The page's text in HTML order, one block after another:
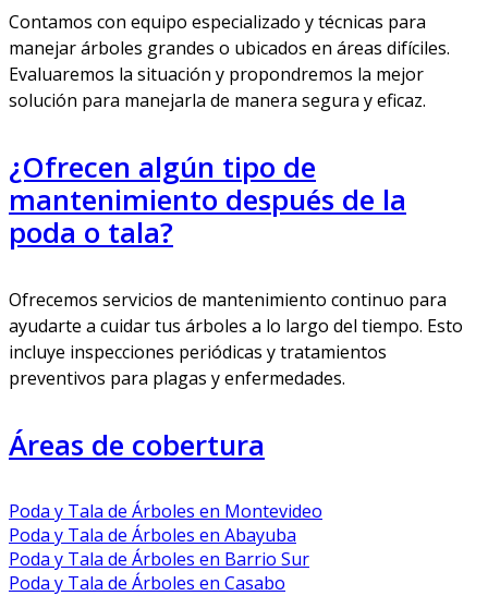
Contamos con equipo especializado y técnicas para
manejar árboles grandes o ubicados en áreas difíciles.
Evaluaremos la situación y propondremos la mejor
solución para manejarla de manera segura y eficaz.
¿Ofrecen algún tipo de
mantenimiento después de la
poda o tala?
Ofrecemos servicios de mantenimiento continuo para
ayudarte a cuidar tus árboles a lo largo del tiempo. Esto
incluye inspecciones periódicas y tratamientos
preventivos para plagas y enfermedades.
Áreas de cobertura
Poda y Tala de Árboles en Montevideo
Poda y Tala de Árboles en Abayuba
Poda y Tala de Árboles en Barrio Sur
Poda y Tala de Árboles en Casabo